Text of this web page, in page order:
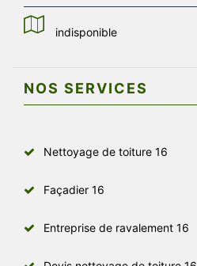
indisponible
NOS SERVICES
Nettoyage de toiture 16
Façadier 16
Entreprise de ravalement 16